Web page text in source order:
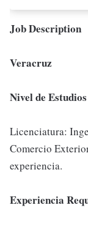
Job Description
Veracruz
Nivel de Estudios
Licenciatura:
Comercio
experiencia.
Experiencia